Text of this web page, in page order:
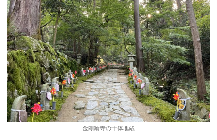
金剛輪寺の千体地蔵